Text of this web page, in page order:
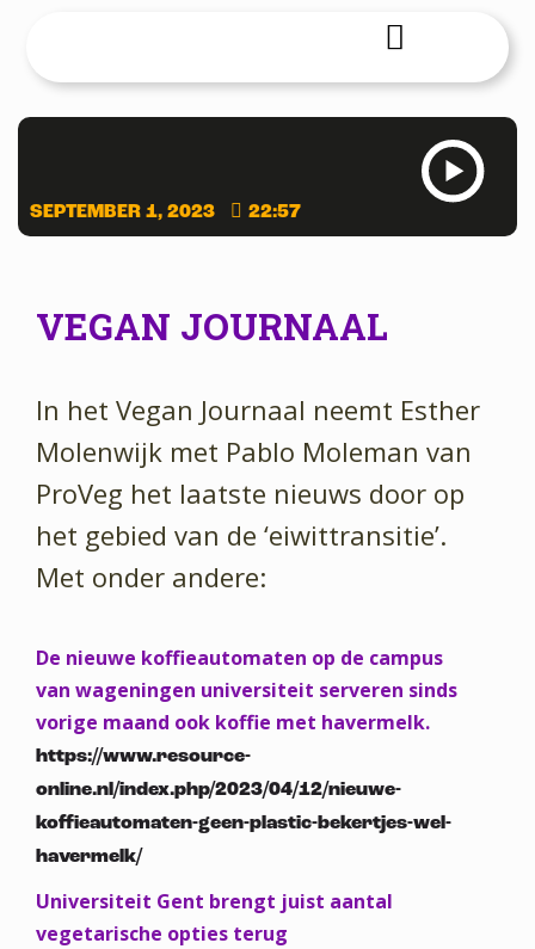
SEPTEMBER 1, 2023 22:57
VEGAN JOURNAAL
In het Vegan Journaal neemt Esther
Molenwijk met Pablo Moleman van
ProVeg het laatste nieuws door op
het gebied van de ‘eiwittransitie’.
Met onder andere:
De nieuwe koffieautomaten op de campus
van wageningen universiteit serveren sinds
vorige maand ook koffie met havermelk.
https://www.resource-
online.nl/index.php/2023/04/12/nieuwe-
koffieautomaten-geen-plastic-bekertjes-wel-
havermelk/
Universiteit Gent brengt juist aantal
vegetarische opties terug